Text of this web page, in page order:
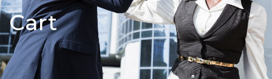
Cart